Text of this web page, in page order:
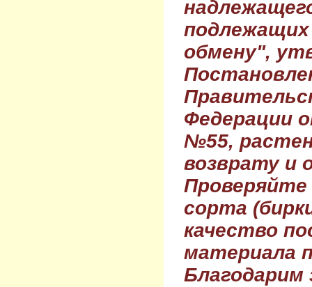
обмену",
Федерации
№55,
возврату и
Проверяйте
сорта
качество
материала
Благодарим